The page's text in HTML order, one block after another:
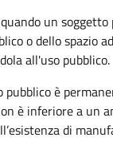
un
o dello spazio
all'uso pubblico.
pubblico è
è inferiore a un
di